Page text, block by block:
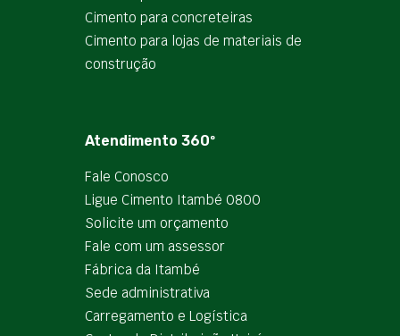
Cimento para concreteiras
Cimento para lojas de materiais de
construção
Atendimento 360º
Fale Conosco
Ligue Cimento Itambé 0800
Solicite um orçamento
Fale com um assessor
Fábrica da Itambé
Sede administrativa
Carregamento e Logística